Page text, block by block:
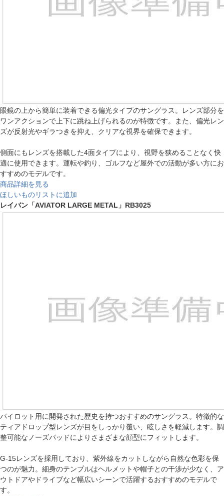
眼鏡の上から簡単に装着できる偏光タイプのサングラス。レンズ部分を
ワンアクションで上下に跳ね上げられるのが特徴です。また、偏光レン
ズが反射光やギラつきを抑え、クリアな視界を確保できます。
側面にもレンズを搭載した4面タイプにより、視野を狭めることなく快
適に使用できます。運転や釣り、ゴルフなど屋外での活動が多い方にお
すすめのモデルです。
商品詳細を見る
ほしいものリストに追加
レイバン「AVIATOR LARGE METAL」RB3025
パイロット用に開発された歴史を持つおすすめのサングラス。特徴的な
ティアドロップ型レンズが目をしっかり覆い、眩しさを軽減します。調
整可能なノーズパッドによりさまざまな顔型にフィットします。
G-15レンズを採用しており、紫外線をカットしながら自然な色彩を保
つのが魅力。細身のテンプルはヘルメットや帽子との干渉が少なく、ア
ウトドアやドライブなど幅広いシーンで活躍するおすすめのモデルで
す。